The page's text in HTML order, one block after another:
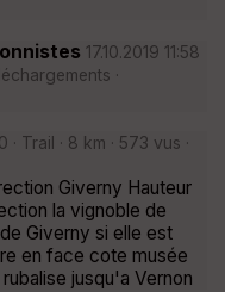
17.10.2019 11:58
·
· Trail · 8 km · 573 vus ·
Giverny Hauteur
la vignoble de
Giverny si elle est
en face cote musée
jusqu'a Vernon